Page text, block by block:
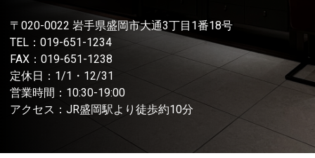
〒020-0022 岩手県盛岡市大通3丁目1番18号
TEL： 019-651-1234
FAX：019-651-1238
定休日：1/1・12/31
営業時間：10:30-19:00
アクセス：JR盛岡駅より徒歩約10分